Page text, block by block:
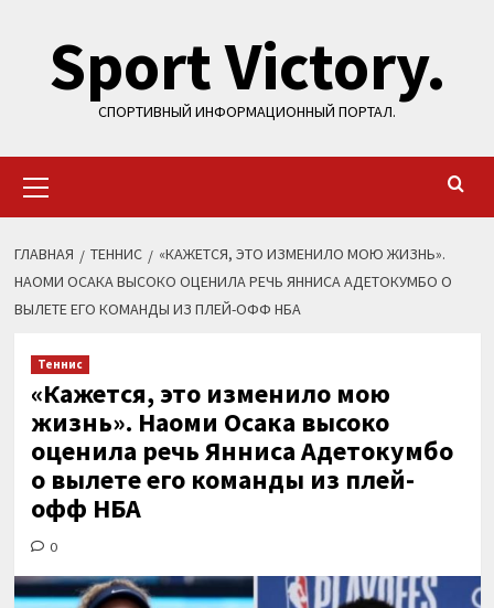
содержимому
Sport Victory.
СПОРТИВНЫЙ ИНФОРМАЦИОННЫЙ ПОРТАЛ.
меню
ГЛАВНАЯ ТЕННИС
«КАЖЕТСЯ, ЭТО ИЗМЕНИЛО МОЮ ЖИЗНЬ».
НАОМИ ОСАКА ВЫСОКО ОЦЕНИЛА РЕЧЬ ЯННИСА АДЕТОКУМБО О
ВЫЛЕТЕ ЕГО КОМАНДЫ ИЗ ПЛЕЙ-ОФФ НБА
Теннис
«Кажется, это изменило мою
жизнь». Наоми Осака высоко
оценила речь Янниса Адетокумбо
о вылете его команды из плей-
офф НБА
0